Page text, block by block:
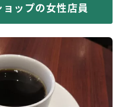
ップの女性店員